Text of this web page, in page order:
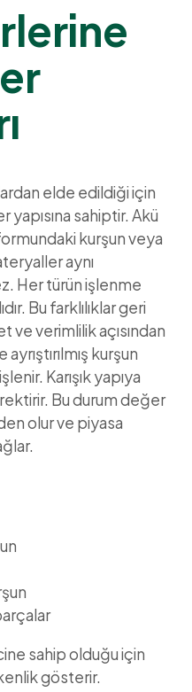
elde edildiği için
sahiptir. Akü
kurşun veya
aynı
Her türün işlenme
Bu farklılıklar geri
ve verimlilik açısından
kurşun
Karışık yapıya
Bu durum değer
olur ve piyasa
sahip olduğu için
gösterir.